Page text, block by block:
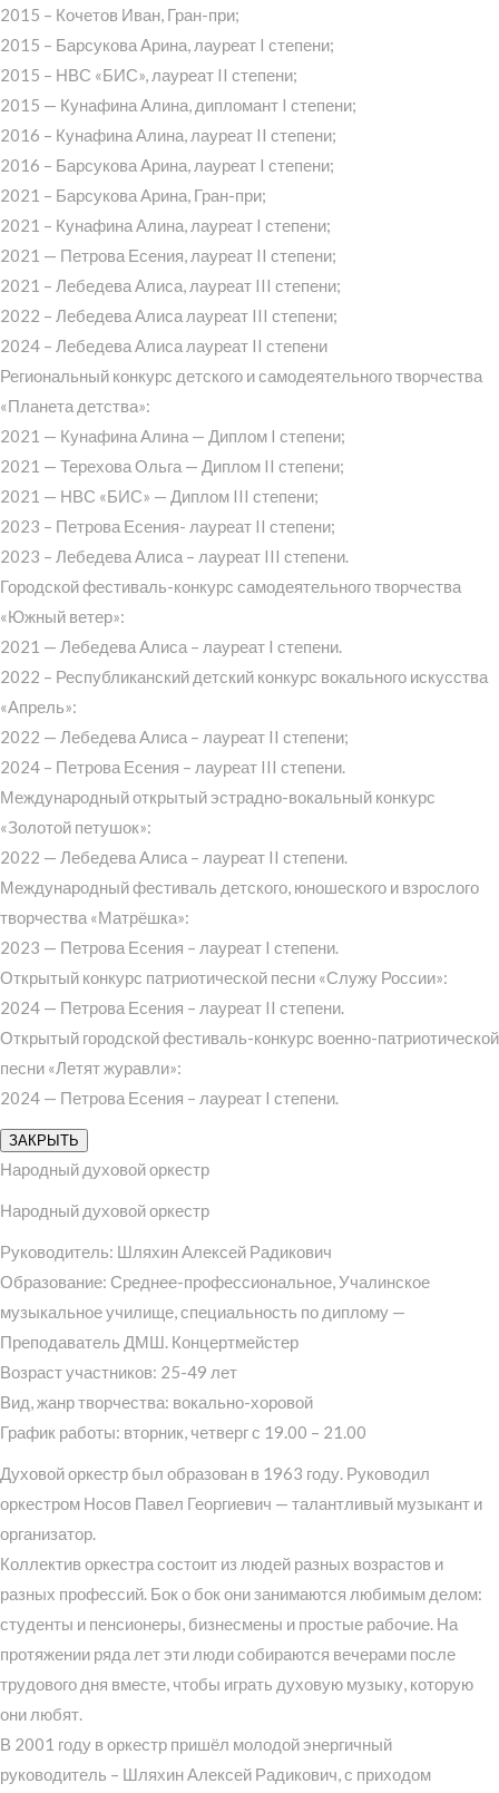
2015 – Кочетов Иван, Гран-при;
2015 – Барсукова Арина, лауреат I степени;
2015 – НВС «БИС», лауреат II степени;
2015 — Кунафина Алина, дипломант I степени;
2016 – Кунафина Алина, лауреат II степени;
2016 – Барсукова Арина, лауреат I степени;
2021 – Барсукова Арина, Гран-при;
2021 – Кунафина Алина, лауреат I степени;
2021 — Петрова Есения, лауреат II степени;
2021 – Лебедева Алиса, лауреат III степени;
2022 – Лебедева Алиса лауреат III степени;
2024 – Лебедева Алиса лауреат II степени
Региональный конкурс детского и самодеятельного творчества
«Планета детства»:
2021 — Кунафина Алина — Диплом I степени;
2021 — Терехова Ольга — Диплом II степени;
2021 — НВС «БИС» — Диплом III степени;
2023 – Петрова Есения- лауреат II степени;
2023 – Лебедева Алиса – лауреат III степени.
Городской фестиваль-конкурс самодеятельного творчества
«Южный ветер»:
2021 — Лебедева Алиса – лауреат I степени.
2022 – Республиканский детский конкурс вокального искусства
«Апрель»:
2022 — Лебедева Алиса – лауреат II степени;
2024 – Петрова Есения – лауреат III степени.
Международный открытый эстрадно-вокальный конкурс
«Золотой петушок»:
2022 — Лебедева Алиса – лауреат II степени.
Международный фестиваль детского, юношеского и взрослого
творчества «Матрёшка»:
2023 — Петрова Есения – лауреат I степени.
Открытый конкурс патриотической песни «Служу России»:
2024 — Петрова Есения – лауреат II степени.
Открытый городской фестиваль-конкурс военно-патриотической
песни «Летят журавли»:
2024 — Петрова Есения – лауреат I степени.
ЗАКРЫТЬ
Народный духовой оркестр
Народный духовой оркестр
Руководитель: Шляхин Алексей Радикович
Образование: Среднее-профессиональное, Учалинское
музыкальное училище, специальность по диплому —
Преподаватель ДМШ. Концертмейстер
Возраст участников: 25-49 лет
Вид, жанр творчества: вокально-хоровой
График работы: вторник, четверг с 19.00 – 21.00
Духовой оркестр был образован в 1963 году. Руководил
оркестром Носов Павел Георгиевич — талантливый музыкант и
организатор.
Коллектив оркестра состоит из людей разных возрастов и
разных профессий. Бок о бок они занимаются любимым делом:
студенты и пенсионеры, бизнесмены и простые рабочие. На
протяжении ряда лет эти люди собираются вечерами после
трудового дня вместе, чтобы играть духовую музыку, которую
они любят.
В 2001 году в оркестр пришёл молодой энергичный
руководитель – Шляхин Алексей Радикович, с приходом